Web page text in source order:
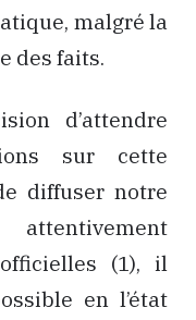
malgré la
des faits.
d’attendre
sur cette
diffuser notre
(1), il
en l’état